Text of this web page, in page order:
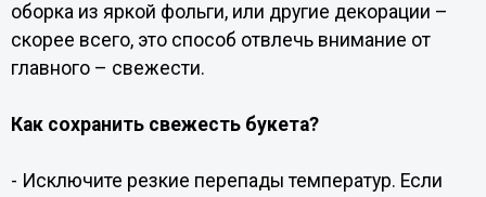
оборка из яркой фольги, или другие декорации –
скорее всего, это способ отвлечь внимание от
главного – свежести.
Как сохранить свежесть букета?
- Исключите резкие перепады температур. Если